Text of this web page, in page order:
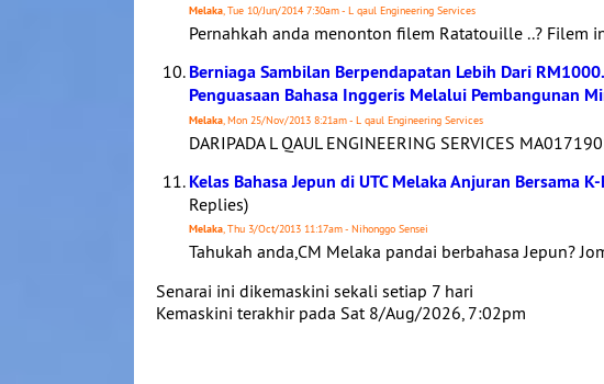
Melaka, Tue 10/Jun/2014 7:30am - L qaul Engineering Services
Pernahkah anda menonton filem Ratatouille ..? Filem
Berniaga Sambilan Berpendapatan Lebih Dari
Penguasaan Bahasa Inggeris Melalui Pembangunan
Melaka, Mon 25/Nov/2013 8:21am - L qaul Engineering Services
DARIPADA L QAUL ENGINEERING SERVICES
Kelas Bahasa Jepun di UTC Melaka Anjuran Bersama
Replies)
Melaka, Thu 3/Oct/2013 11:17am - Nihonggo Sensei
Tahukah anda,CM Melaka pandai berbahasa Jepun?
Senarai ini dikemaskini sekali setiap 7 hari
Kemaskini terakhir pada Sat 8/Aug/2026, 7:02pm